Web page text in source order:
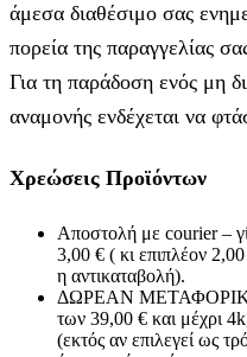
άμεσα διαθέσιμο σας
πορεία της παραγγελίας
Για τη παράδοση ενός μη
αναμονής ενδέχεται να
Χρεώσεις Προϊόντων
Αποστολή με courier –
3,00 € ( κι επιπλέον
η αντικαταβολή).
ΔΩΡΕΑΝ ΜΕΤΑΦΟΡΙΚΑ
των 39,00 € και μέχρι
(εκτός αν επιλεγεί ως